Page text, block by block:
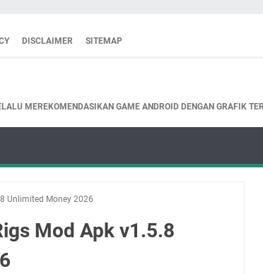
DISCLAIMER SITEMAP
MEREKOMENDASIKAN GAME ANDROID DENGAN GRAFIK
Unlimited Money 2026
Mod Apk v1.5.8